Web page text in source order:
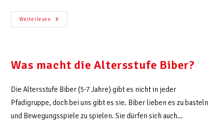
Weiterlesen
Was macht die Altersstufe Biber?
Die Altersstufe Biber (5-7 Jahre) gibt es nicht in jeder
Pfadigruppe, doch bei uns gibt es sie. Biber lieben es zu basteln
und Bewegungsspiele zu spielen. Sie dürfen sich auch…